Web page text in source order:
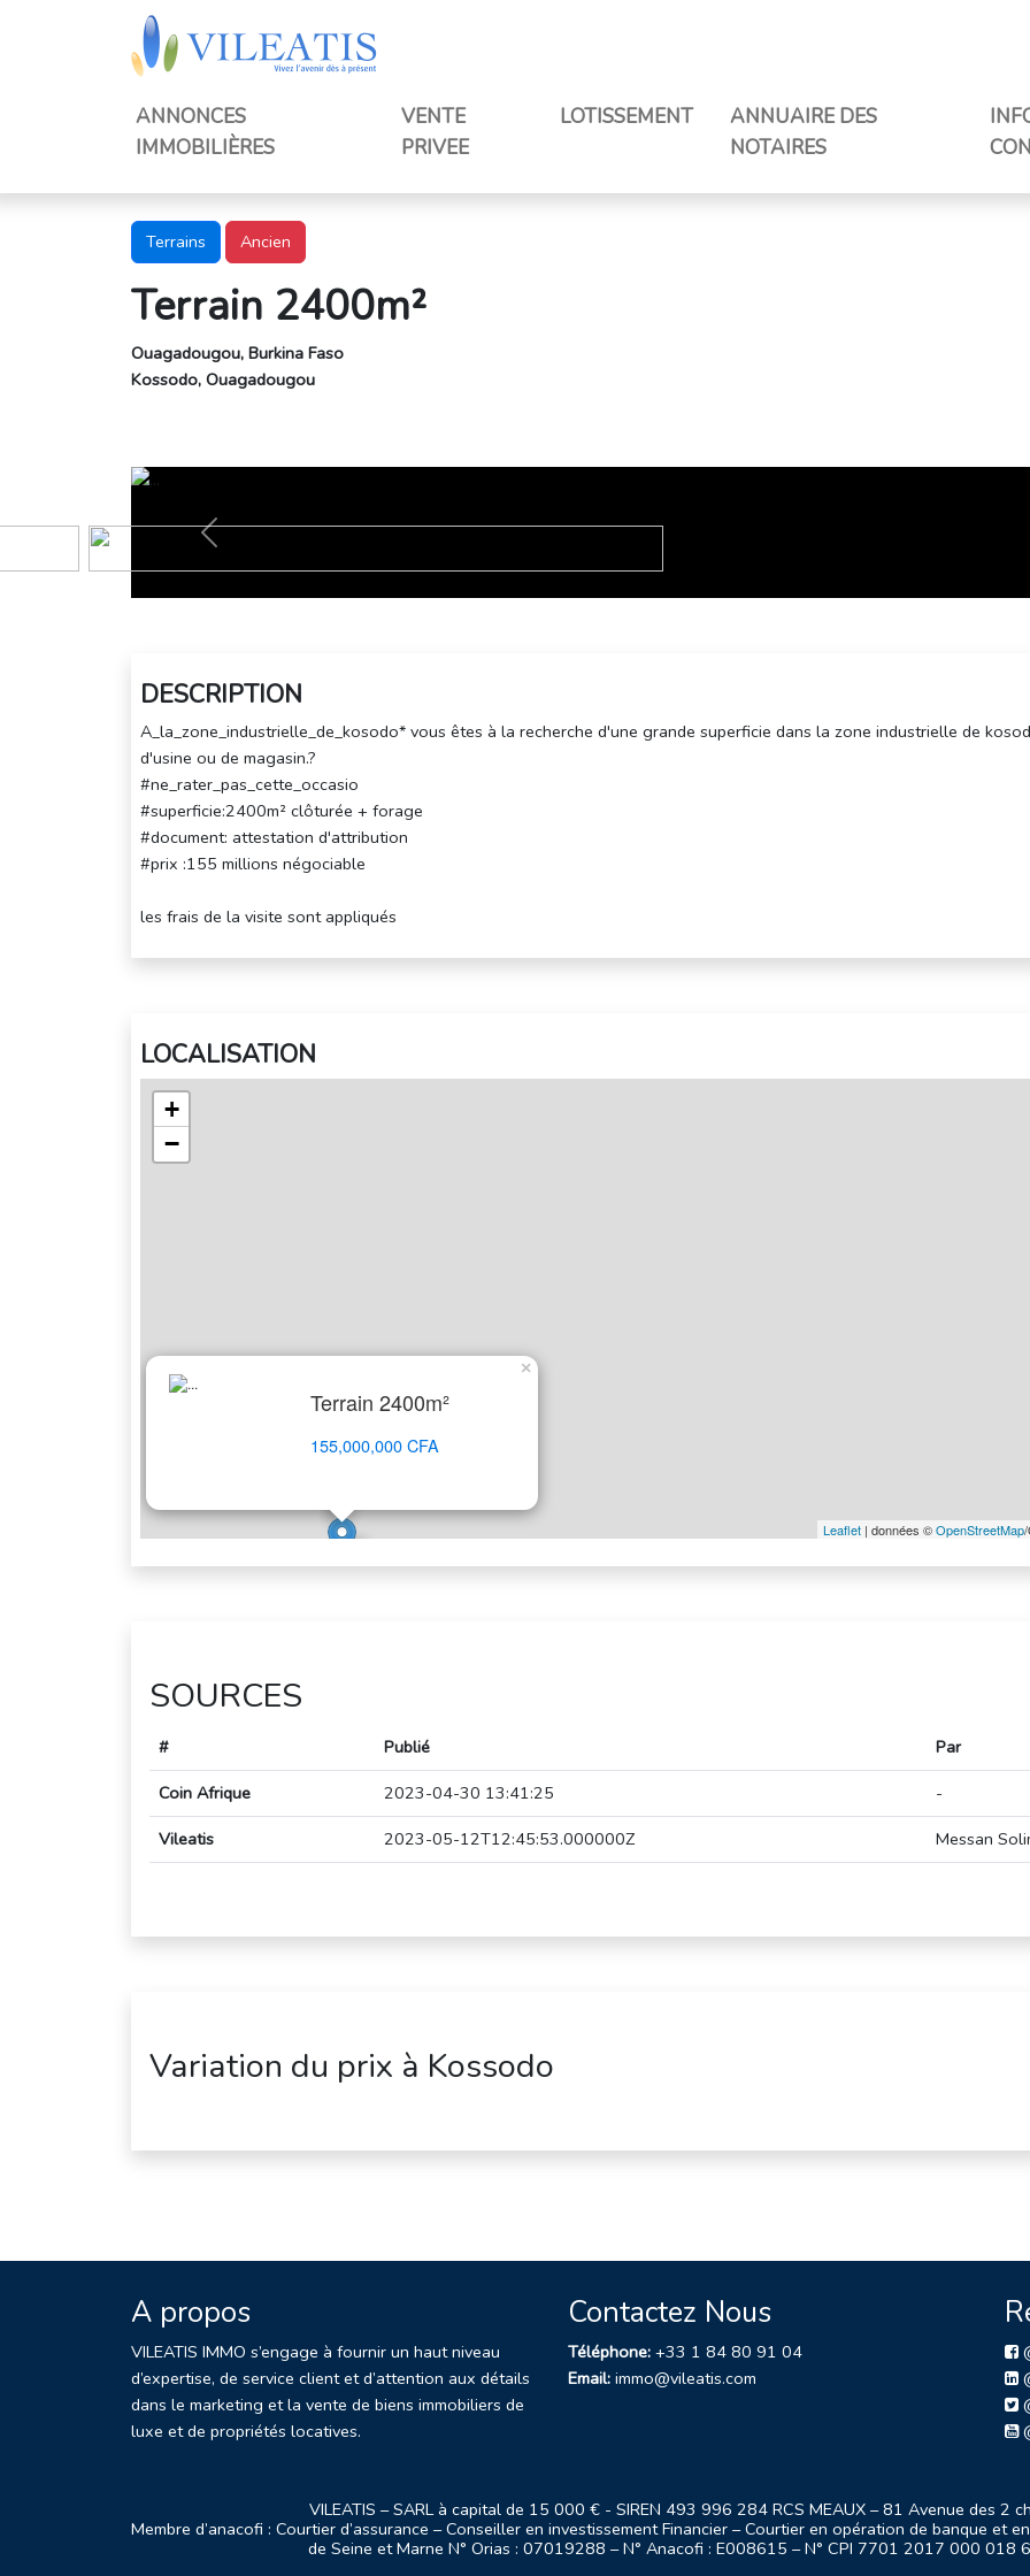
ANNONCES
IMMOBILIÈRES
VENTE
PRIVEE
LOTISSEMENT
ANNUAIRE DES
NOTAIRES
Terrains Ancien
Terrain 2400m²
Ouagadougou, Burkina Faso
Kossodo, Ouagadougou
Prec
DESCRIPTION
A_la_zone_industrielle_de_kosodo* vous êtes à la recherche d'une grande superficie dans la zone industrielle de
d'usine ou de magasin.?
#ne_rater_pas_cette_occasio
#superficie:2400m² clôturée + forage
#document: attestation d'attribution
#prix :155 millions négociable
les frais de la visite sont appliqués
LOCALISATION
Terrain 2400m²
155,000,000 CFA
×
+
−
Leaflet | données ©OpenStreetMap
SOURCES
# Publié
Par
Coin Afrique
2023-04-30 13:41:25
-
Vileatis
2023-05-12T12:45:53.000000Z Messan
Variation du prix à Kossodo
A propos
VILEATIS IMMO s’engage à fournir un haut niveau
d’expertise, de service client et d’attention aux détails
dans le marketing et la vente de biens immobiliers de
luxe et de propriétés locatives.
Contactez Nous
Téléphone: +33 1 84 80 91 04
Email: immo@vileatis.com
VILEATIS – SARL à capital de 15 000 € - SIREN 493 996 284 RCS MEAUX – 81 Avenue des 2
Membre d’anacofi : Courtier d’assurance – Conseiller en investissement Financier – Courtier en opération de banque et
de Seine et Marne N° Orias : 07019288 – N° Anacofi : E008615 – N° CPI 7701 2017 000 018